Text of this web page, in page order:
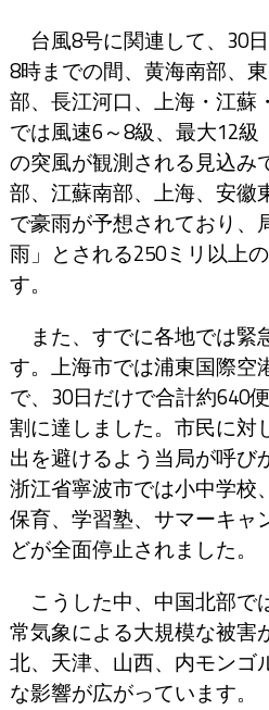
台風8号に関連して、30
8時までの間、黄海南部、
部、長江河口、上海・江蘇
では風速6～8級、最大12級
の突風が観測される見込み
部、江蘇南部、上海、安徽
で豪雨が予想されており、
雨」とされる250ミリ以上
す。
また、すでに各地では緊
す。上海市では浦東国際空
で、30日だけで合計約640
割に達しました。市民に対
出を避けるよう当局が呼び
浙江省寧波市では小中学校
保育、学習塾、サマーキャ
どが全面停止されました。
こうした中、中国北部で
常気象による大規模な被害
北、天津、山西、内モンゴ
な影響が広がっています。